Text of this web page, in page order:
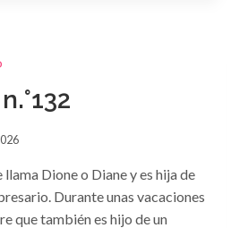
Dione o Diane y es hija de
Durante unas vacaciones
que también es hijo de un